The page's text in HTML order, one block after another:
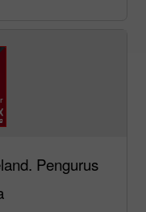
Pengurus